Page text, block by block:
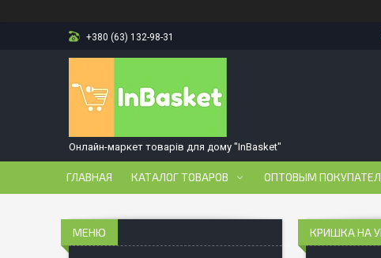
+380 (63) 132-98-31
Онлайн-маркет товарів для дому "InBasket"
ГЛАВНАЯ КАТАЛОГ ТОВАРОВ ОПТОВЫМ
КРИШКА НА